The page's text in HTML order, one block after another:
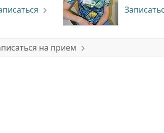
на прием